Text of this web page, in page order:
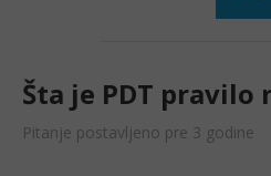
Šta je PDT pravilo
Pitanje postavljeno pre 3 godine